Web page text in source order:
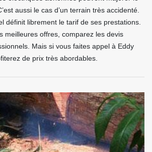
aussi le cas d’un terrain très accidenté.
définit librement le tarif de ses prestations.
meilleures offres, comparez les devis
Mais si vous faites appel à Eddy
de prix très abordables.